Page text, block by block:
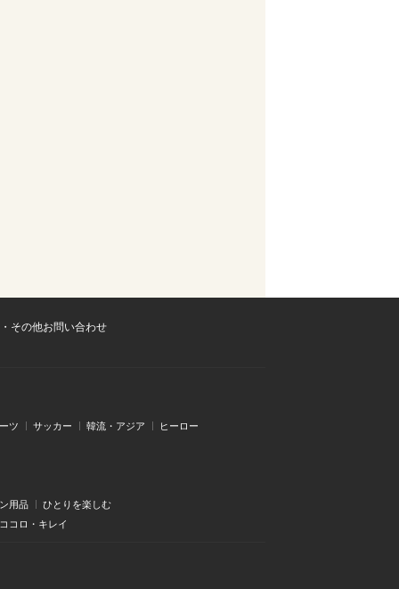
その他お問い合わせ
ツ サッカー 韓流・アジア ヒーロー
用品
ひとりを楽しむ
コロ・キレイ